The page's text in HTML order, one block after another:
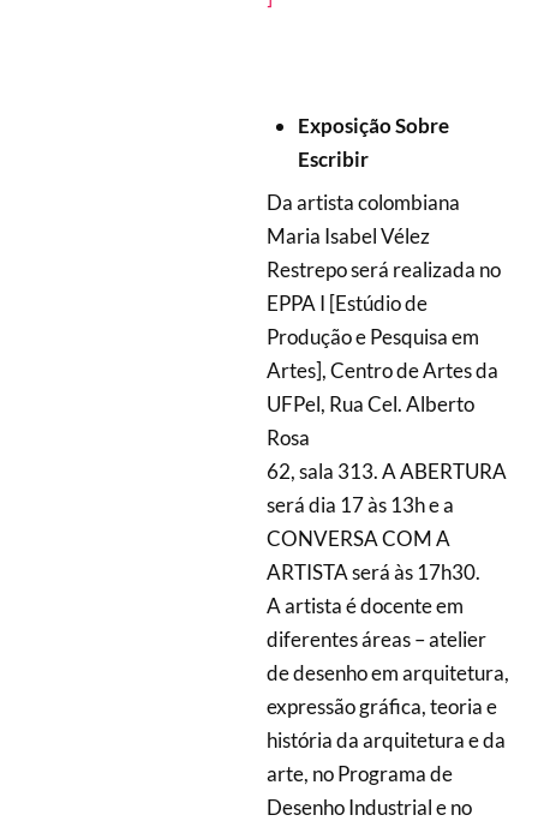
Exposição Sobre
Escribir
Da artista colombiana
Maria Isabel Vélez
Restrepo será realizada no
EPPA I [Estúdio de
Produção e Pesquisa em
Artes], Centro de Artes da
UFPel, Rua Cel. Alberto
Rosa
62, sala 313. A ABERTURA
será dia 17 às 13h e a
CONVERSA COM A
ARTISTA será às 17h30.
A artista é docente em
diferentes áreas – atelier
de desenho em arquitetura,
expressão gráfica, teoria e
história da arquitetura e da
arte, no Programa de
Desenho Industrial e no